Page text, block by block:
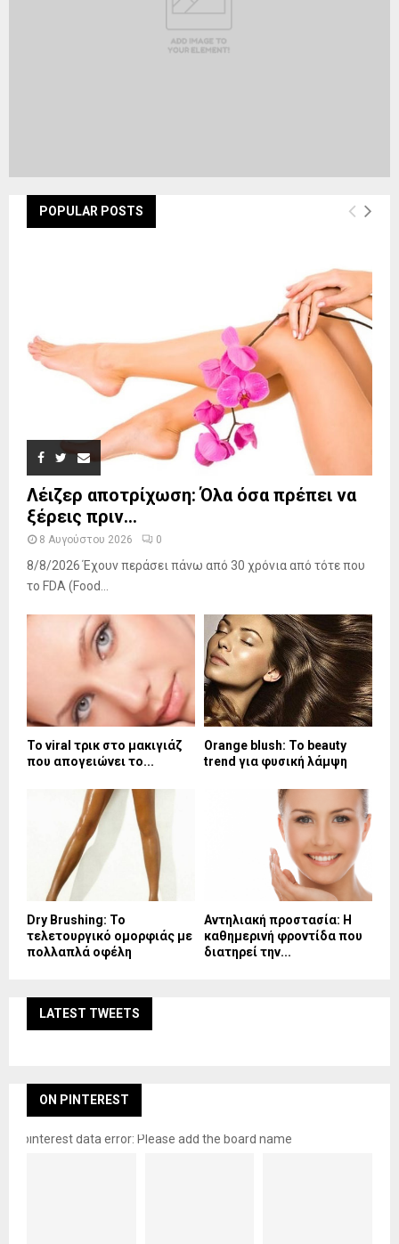
POPULAR POSTS
Λέιζερ αποτρίχωση: Όλα όσα πρέπει να
ξέρεις πριν...
8 Αυγούστου 2026 0
8/8/2026 Έχουν περάσει πάνω από 30 χρόνια από τότε που
το FDA (Food...
Το viral τρικ στο μακιγιάζ
που απογειώνει το...
Orange blush: Το beauty
trend για φυσική λάμψη
Dry Brushing: Το
τελετουργικό ομορφιάς με
πολλαπλά οφέλη
Αντηλιακή προστασία: Η
καθημερινή φροντίδα που
διατηρεί την...
LATEST TWEETS
ON PINTEREST
pinterest data error: Please add the board name